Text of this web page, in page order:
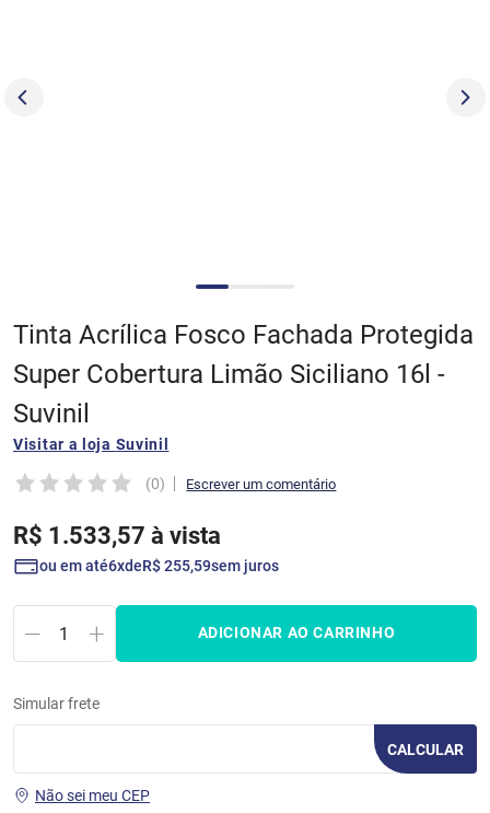
Tinta Acrílica Fosco Fachada Protegida
Super Cobertura Limão Siciliano 16l -
Suvinil
Visitar a loja Suvinil
(0)
R$ 1 .533,57 à vista
ou em até6 deR$255,59sem juros
ADICIONAR AO CARRINHO
Simular frete
CALCULAR
Não sei meu CEP
tinta acrilica suvinil toque seda
10º